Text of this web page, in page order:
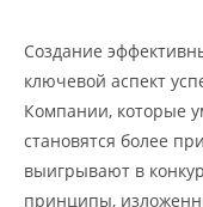
Создание
ключевой аспект
Компании, которые
становятся более
выигрывают в
принципы,